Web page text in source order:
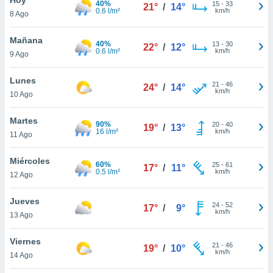
en
más
nuestra
de
cookies
aceptar
8 Ago
40%
0.6 l/m²
21° / 14° 15- 33
km/h
Mañana
9 Ago
40%
0.6 l/m²
22° / 12° 13- 30
km/h
Lunes
10 Ago
24° / 14° 21 - 46
km/h
Martes
11 Ago
90%
16 l/m²
19° / 13° 20- 40
km/h
Miércoles
12 Ago
60%
0.5 l/m²
17° / 11° 25- 61
km/h
Jueves
13 Ago
17° / 9° 24- 52
km/h
Viernes
14 Ago
19° / 10° 21 - 46
km/h